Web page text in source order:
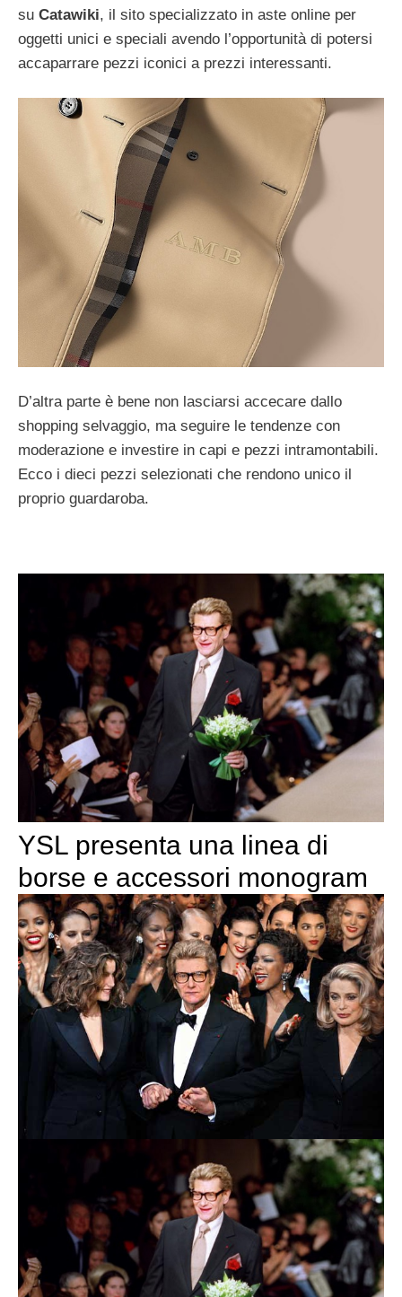
su Catawiki, il sito specializzato in aste online per
oggetti unici e speciali avendo l’opportunità di potersi
accaparrare pezzi iconici a prezzi interessanti.
D’altra parte è bene non lasciarsi accecare dallo
shopping selvaggio, ma seguire le tendenze con
moderazione e investire in capi e pezzi intramontabili.
Ecco i dieci pezzi selezionati che rendono unico il
proprio guardaroba.
YSL presenta una linea di
borse e accessori monogram